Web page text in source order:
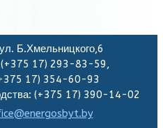
Б.Хмельницкого,6
(+375 17) 293-83-59,
17) 354-60-93
(+375 17) 390-14-02